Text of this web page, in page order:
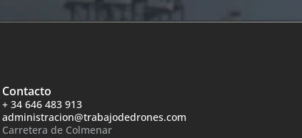
Contacto
+ 34 646 483 913
administracion@trabajodedrones.com
Carretera de Colmenar